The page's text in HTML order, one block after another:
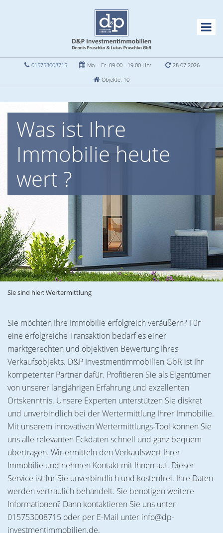
015753008715 Mo. - Fr. 09.00 - 19.00 Uhr
28.07.2026
Objekte: 10
Was ist Ihre
Immobilie heute
wert ?
Sie sind hier:Wertermittlung
Sie möchten Ihre Immobilie erfolgreich veräußern? Für
eine erfolgreiche Transaktion bedarf es einer
marktgerechten und objektiven Bewertung Ihres
Verkaufsobjekts. D&P Investmentimmobilien GbR ist Ihr
kompetenter Partner dafür. Profitieren Sie als Eigentümer
von unserer langjährigen Erfahrung und exzellenten
Ortskenntnis. Unsere Experten unterstützen Sie diskret
und unverbindlich bei der Wertermittlung Ihrer Immobilie.
Mit unserem innovativen Wertermittlungs-Tool können Sie
uns alle relevanten Eckdaten schnell und ganz bequem
übertragen. Wir ermitteln den Verkaufswert Ihrer
Immobilie und nehmen Kontakt mit Ihnen auf. Dieser
Service ist für Sie unverbindlich und kostenfrei. Ihre Daten
werden vertraulich behandelt. Sie benötigen weitere
Informationen? Dann kontaktieren Sie uns unter
015753008715 oder per E-Mail unter info@dp-
investmentimmobilien.de.